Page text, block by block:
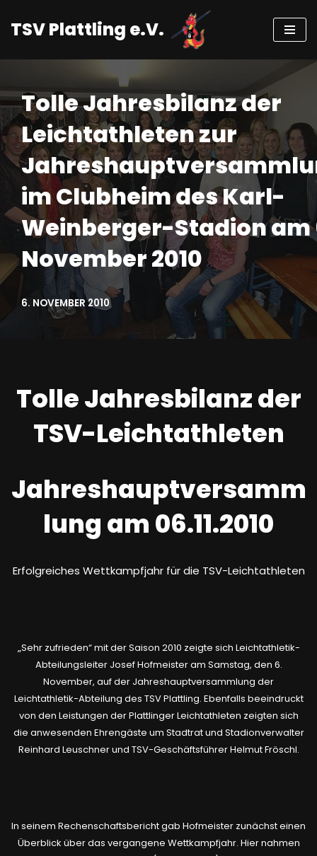
Zum
TSV Plattling e.V.
Tolle Jahresbilanz der
Leichtathleten zur
im Clubheim des Karl-
Weinberger-Stadion am
November 2010
6. NOVEMBER 2010
Tolle Jahresbilanz der
TSV-Leichtathleten
Jahreshauptversamm
lung am 06.11.2010
Erfolgreiches Wettkampfjahr für die TSV-Leichtathleten
„Sehr zufrieden“ mit der Saison 2010 zeigte sich Leichtathletik-
Abteilungsleiter Josef Hofmeister am Samstag, den 6.
November, auf der Jahreshauptversammlung der
Leichtathletik-Abteilung des TSV Plattling. Ebenfalls beeindruckt
von den Leistungen der Plattlinger Leichtathleten zeigten sich
die anwesenden Ehrengäste um Stadtrat und Stadionverwalter
Reinhard Leuschner und TSV-Geschäftsführer Helmut Fröschl.
In seinem Rechenschaftsbericht gab Hofmeister zunächst einen
Überblick über das vergangene Wettkampfjahr. Hier nahmen